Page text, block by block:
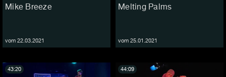
Mike Breeze
vom 22.03.2021
Melting Palms
vom 25.01.2021
43:20 44:09